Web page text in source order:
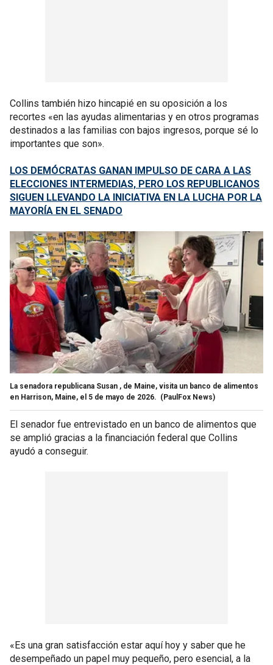
Collins también hizo hincapié en su oposición a los
recortes «en las ayudas alimentarias y en otros programas
destinados a las familias con bajos ingresos, porque sé lo
importantes que son».
LOS DEMÓCRATAS GANAN IMPULSO DE CARA A LAS
ELECCIONES INTERMEDIAS, PERO LOS REPUBLICANOS
SIGUEN LLEVANDO LA INICIATIVA EN LA LUCHA POR LA
MAYORÍA EN EL SENADO
La senadora republicana Susan , de Maine, visita un banco de alimentos
en Harrison, Maine, el 5 de mayo de 2026. (PaulFox News)
El senador fue entrevistado en un banco de alimentos que
se amplió gracias a la financiación federal que Collins
ayudó a conseguir.
«Es una gran satisfacción estar aquí hoy y saber que he
desempeñado un papel muy pequeño, pero esencial, a la